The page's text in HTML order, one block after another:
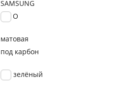
SAMSUNG
LUXO
матовая
под карбон
зелёный